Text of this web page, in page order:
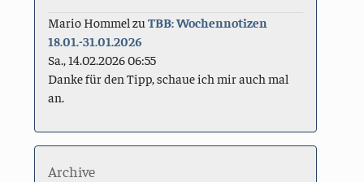
Mario Hommel zuTBB: Wochennotizen
18.01.-31.01.2026
Sa., 14.02.2026 06:55
Danke für den Tipp, schaue ich mir auch mal
an.
Archive